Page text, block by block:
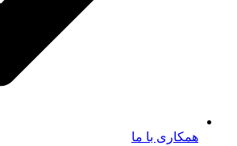
همکاری با ما